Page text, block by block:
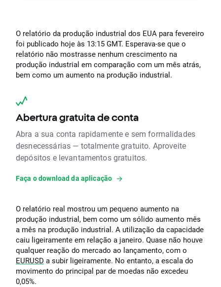
O relatório da produção industrial dos EUA para fevereiro
foi publicado hoje às 13:15 GMT. Esperava-se que o
relatório não mostrasse nenhum crescimento na
produção industrial em comparação com um mês atrás,
bem como um aumento na produção industrial.
Abertura gratuita de conta
Abra a sua conta rapidamente e sem formalidades
desnecessárias — totalmente gratuito. Aproveite
depósitos e levantamentos gratuitos.
Faça o download da aplicação
O relatório real mostrou um pequeno aumento na
produção industrial, bem como um sólido aumento mês
a mês na produção industrial. A utilização da capacidade
caiu ligeiramente em relação a janeiro. Quase não houve
qualquer reação do mercado ao lançamento, com o
EURUSD a subir ligeiramente. No entanto, a escala do
movimento do principal par de moedas não excedeu
0,05%.